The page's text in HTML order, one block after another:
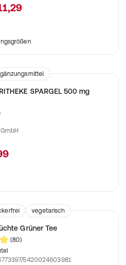
Kapseln zur Unterstützung einer
SPARGEL 500 mg
an Vitaminen und Mineralien und kann
vegetarisch
Grüner Tee
(80)
5420024603981